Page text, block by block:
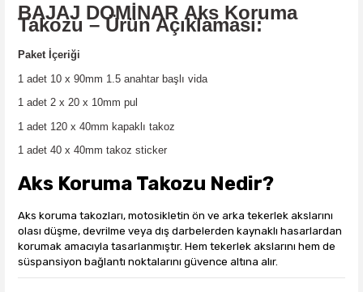
BAJAJ DOMİNAR Aks Koruma
Takozu – Ürün Açıklaması:
Paket İçeriği
1 adet 10 x 90mm 1.5 anahtar başlı vida
1 adet 2 x 20 x 10mm pul
1 adet 120 x 40mm kapaklı takoz
1 adet 40 x 40mm takoz sticker
Aks Koruma Takozu Nedir?
Aks koruma takozları, motosikletin ön ve arka tekerlek akslarını
olası düşme, devrilme veya dış darbelerden kaynaklı hasarlardan
korumak amacıyla tasarlanmıştır. Hem tekerlek akslarını hem de
süspansiyon bağlantı noktalarını güvence altına alır.